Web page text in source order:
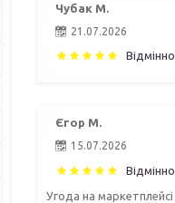
Чубак М.
21.07.2026
Відмінно
Єгор М.
15.07.2026
Відмінно
Угода на маркетплейсі